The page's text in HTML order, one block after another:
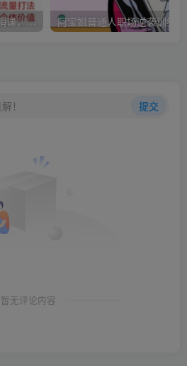
张琦2025年超级流量营销课，IP+AI搞定生意，开启AI增收路径 直击业绩难题 拆解流量打法 放大个体价值 阿宝姐普通人职场逆袭训练营
！ 提交
暂无评论内容